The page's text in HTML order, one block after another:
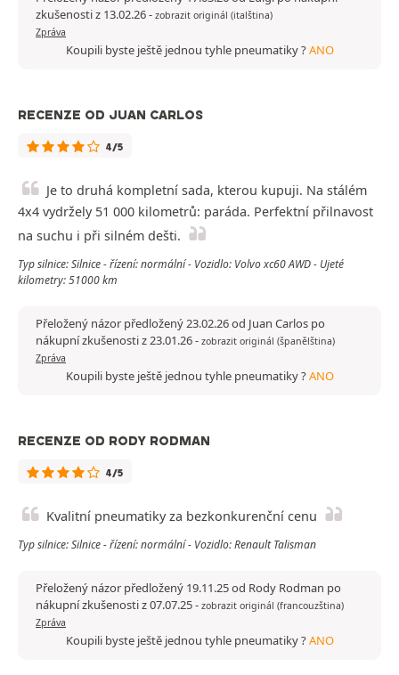
zkušenosti z 13.02.26- zobrazit originál (italština)
Zpráva
Koupili byste ještě jednou tyhle pneumatiky ?ANO
RECENZE OD JUAN CARLOS
4/5
Je to druhá kompletní sada, kterou kupuji. Na stálém
4x4 vydržely 51 000 kilometrů: paráda. Perfektní přilnavost
na suchu i při silném dešti.
Typ silnice: Silnice - řízení: normální - Vozidlo: Volvo xc60 AWD - Ujeté
kilometry: 51000 km
Přeložený názor předložený 23.02.26 od Juan Carlos po
nákupní zkušenosti z 23.01.26- zobrazit originál (španělština)
Zpráva
Koupili byste ještě jednou tyhle pneumatiky ?ANO
RECENZE OD RODY RODMAN
4/5
Kvalitní pneumatiky za bezkonkurenční cenu
Typ silnice: Silnice - řízení: normální - Vozidlo: Renault Talisman
Přeložený názor předložený 19.11.25 od Rody Rodman po
nákupní zkušenosti z 07.07.25- zobrazit originál (francouzština)
Zpráva
Koupili byste ještě jednou tyhle pneumatiky ?ANO